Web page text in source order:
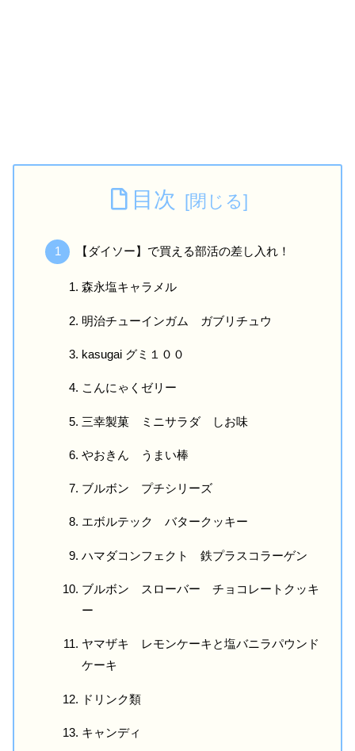
目次
【ダイソー】で買える部活の差し入れ！
森永塩キャラメル
明治チューインガム ガブリチュウ
kasugai グミ１００
こんにゃくゼリー
三幸製菓 ミニサラダ しお味
やおきん うまい棒
ブルボン プチシリーズ
エボルテック バタークッキー
ハマダコンフェクト 鉄プラスコラーゲン
ブルボン スローバー チョコレートクッキ
ー
ヤマザキ レモンケーキと塩バニラパウンド
ケーキ
ドリンク類
キャンディ